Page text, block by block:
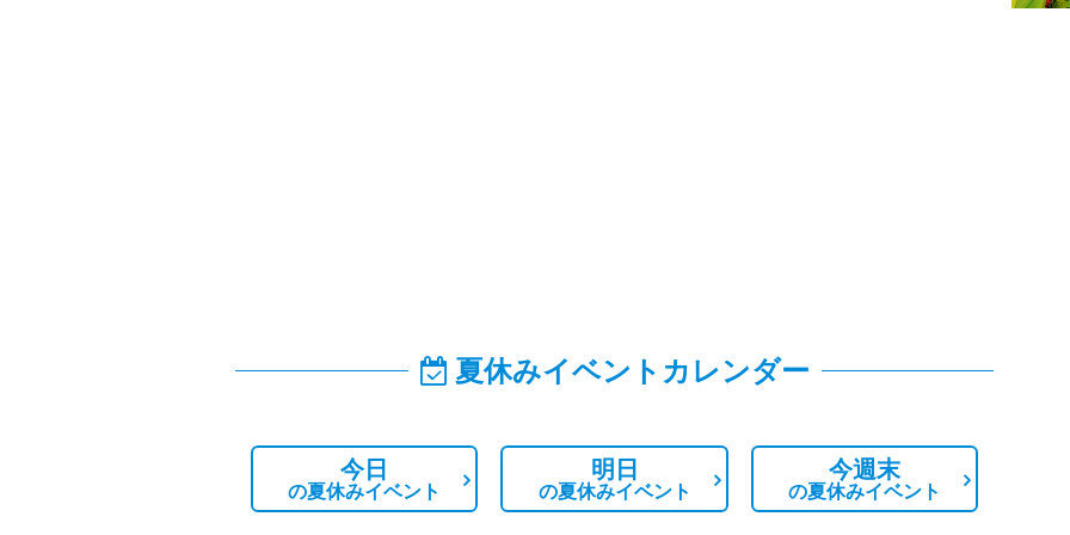
夏休みイベントカレンダー
今日
の夏休みイベント
明日
の夏休みイベント
今週末
の夏休みイベント